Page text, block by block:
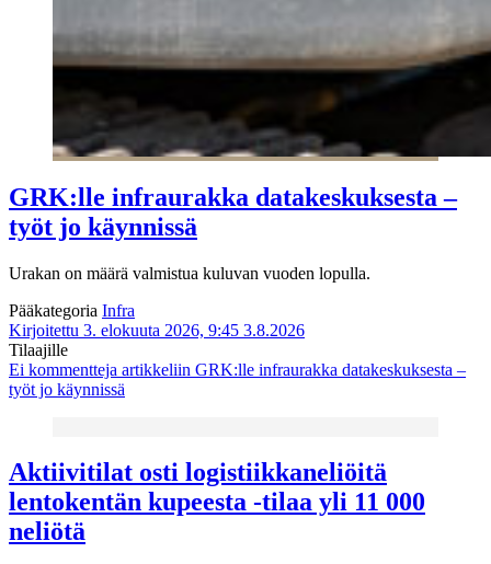
GRK:lle infraurakka datakeskuksesta –
työt jo käynnissä
Urakan on määrä valmistua kuluvan vuoden lopulla.
Pääkategoria Infra
Kirjoitettu 3. elokuuta 2026, 9:45 3.8.2026
Tilaajille
Ei kommentteja artikkeliin GRK:lle infraurakka datakeskuksesta –
työt jo käynnissä
Aktiivitilat osti logistiikkaneliöitä
lentokentän kupeesta -tilaa yli 11 000
neliötä